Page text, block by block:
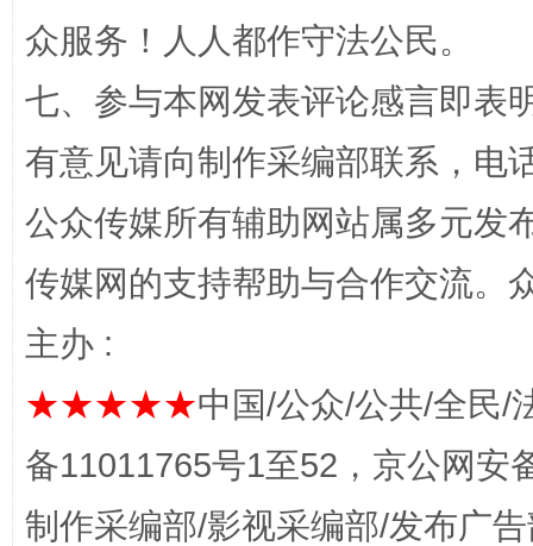
在谋一域中谋全局
众服务！人人都作守法公民。
七、参与本网发表评论感言即表
有意见请向制作采编部联系，电
公众传媒所有辅助网站属多元发
传媒网的支持帮助与合作交流。
主办 :
★★★★★中国/公众/公共/全民/
备11011765号1至52，京公网安
制作采编部/影视采编部/发布广